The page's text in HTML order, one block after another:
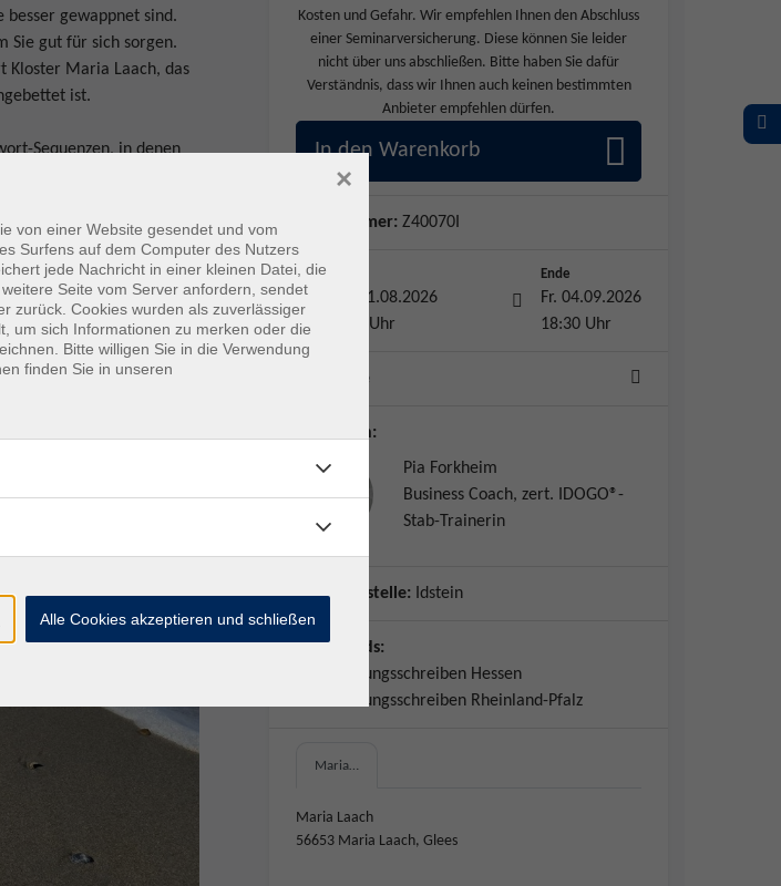
gewappnet sind.
Sie gut für sich sorgen.
Kloster Maria Laach, das
ist.
Sequenzen, in denen
auch sich selbst
eine Decke sowie
Kosten und Gefahr. Wir empfehlen Ihnen den Abschluss
einer Seminarversicherung. Diese können Sie leider
nicht über uns abschließen. Bitte haben Sie dafür
Verständnis, dass wir Ihnen auch keinen bestimmten
Anbieter empfehlen dürfen.
In den Warenkorb
Kursnummer: Z40070I
Start
Mo. 31.08.2026
10:00 Uhr
Ende
Fr. 04.09.2026
18:30 Uhr
5 Termine
Dozent*in:
Pia Forkheim
Business Coach, zert. IDOGO®-
Stab-Trainerin
Geschäftsstelle: Idstein
Downloads:
Anerkennungsschreiben Hessen
Anerkennungsschreiben Rheinland-Pfalz
Maria…
Maria Laach
56653 Maria Laach, Glees
von einer Website gesendet und vom
Surfens auf dem Computer des Nutzers
jede Nachricht in einer kleinen Datei, die
Seite vom Server anfordern, sendet
zurück. Cookies wurden als zuverlässiger
um sich Informationen zu merken oder die
Bitte willigen Sie in die Verwendung
finden Sie in unseren
×
Alle Cookies akzeptieren und schließen